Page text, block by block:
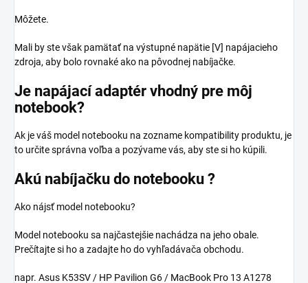
Môžete.
Mali by ste však pamätať na výstupné napätie [V] napájacieho
zdroja, aby bolo rovnaké ako na pôvodnej nabíjačke.
Je napájací adaptér vhodný pre môj
notebook?
Ak je váš model notebooku na zozname kompatibility produktu, je
to určite správna voľba a pozývame vás, aby ste si ho kúpili.
Akú nabíjačku do notebooku ?
Ako nájsť model notebooku?
Model notebooku sa najčastejšie nachádza na jeho obale.
Prečítajte si ho a zadajte ho do vyhľadávača obchodu.
napr. Asus K53SV / HP Pavilion G6 / MacBook Pro 13 A1278